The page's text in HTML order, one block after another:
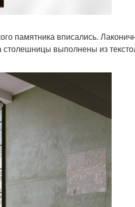
памятника вписались.
столешницы выполнены из